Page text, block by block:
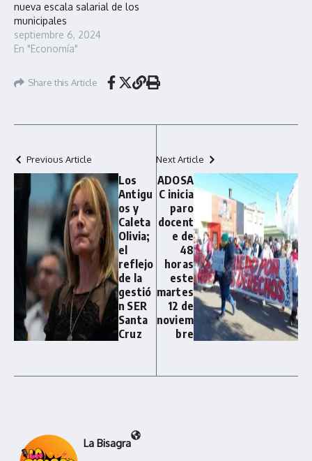
nueva escala salarial de los
municipales
septiembre 6, 2024
En "Economía"
Share this Article
Previous Article
Los
Antigu
os y
Caleta
Olivia;
el
reflejo
de la
gestió
n SER
Santa
Cruz
Next Article
ADOSA
C inicia
paro
docent
e de
48
horas
este
martes
12 de
noviem
bre
La Bisagra